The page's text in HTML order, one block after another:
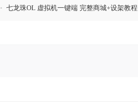
+GM后台
• 七龙珠OL 虚拟机一键端 完整商城+设架教